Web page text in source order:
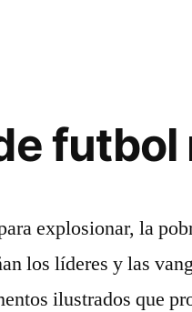
futbol
explosionar, la
los líderes y las
ilustrados que